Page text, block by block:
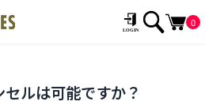
0
ルは可能ですか？